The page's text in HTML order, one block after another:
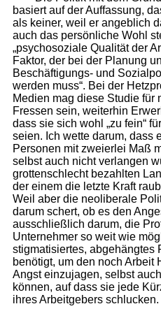
basiert auf der Auffassung,
als keiner, weil er angeblich
auch das persönliche Wohl
„psychosoziale Qualität der
Faktor, der bei der Planung
Beschäftigungs- und
werden muss“. Bei der
Medien mag diese Studie für
Fressen sein, weiterhin
dass sie sich wohl „zu fein“
seien. Ich wette darum, dass
Personen mit zweierlei Maß
selbst auch nicht verlangen
grottenschlecht bezahlten
der einem die letzte Kraft
Weil aber die neoliberale
darum schert, ob es den
ausschließlich darum, die
Unternehmer so weit wie
stigmatisiertes, abgehängtes
benötigt, um den noch Arbeit
Angst einzujagen, selbst
können, auf dass sie jede
ihres Arbeitgebers schlucken.